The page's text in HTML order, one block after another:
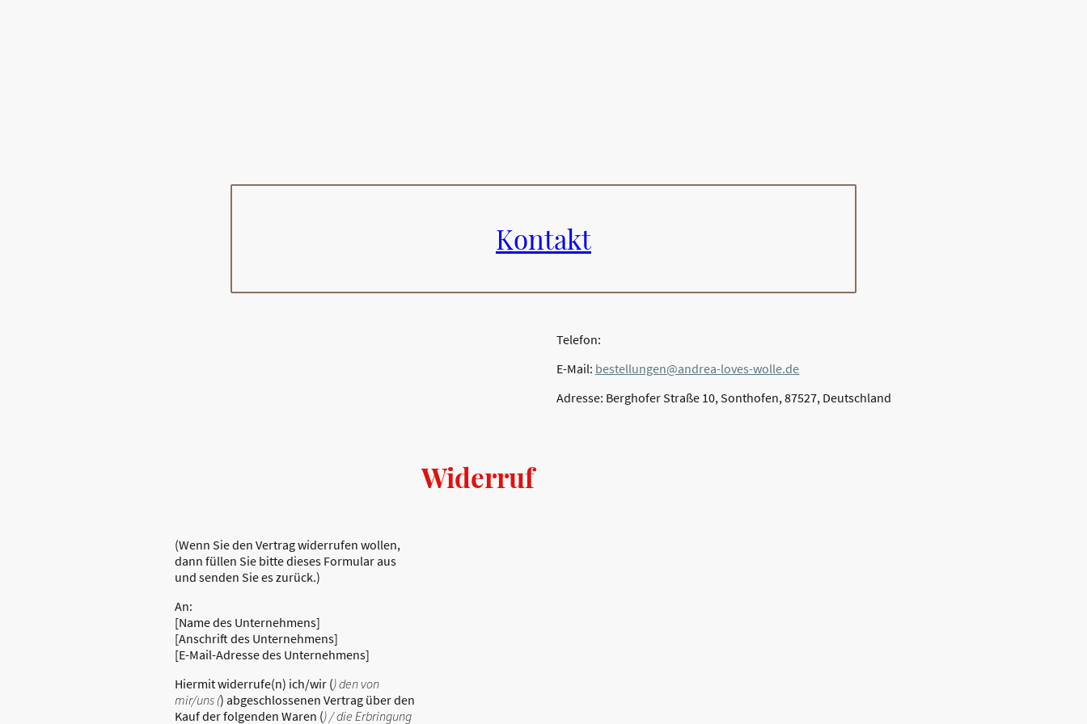
Kontakt
Telefon:
E-Mail: bestellungen@andrea-loves-wolle.de
Adresse: Berghofer Straße 10, Sonthofen, 87527, Deutschland
Widerruf
(Wenn Sie den Vertrag widerrufen wollen,
dann füllen Sie bitte dieses Formular aus
und senden Sie es zurück.)
An:
[Name des Unternehmens]
[Anschrift des Unternehmens]
[E-Mail-Adresse des Unternehmens]
Hiermit widerrufe(n) ich/wir () den von
mir/uns () abgeschlossenen Vertrag über den
Kauf der folgenden Waren () / die Erbringung